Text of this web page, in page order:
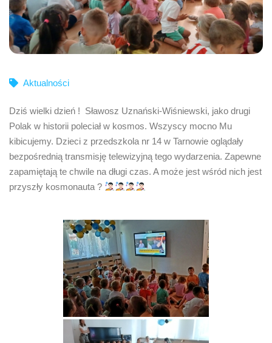
Aktualności
Dziś wielki dzień ! Sławosz Uznański-Wiśniewski, jako drugi
Polak w historii poleciał w kosmos. Wszyscy mocno Mu
kibicujemy. Dzieci z przedszkola nr 14 w Tarnowie oglądały
bezpośrednią transmisję telewizyjną tego wydarzenia. Zapewne
zapamiętają te chwile na długi czas. A może jest wśród nich jest
przyszły kosmonauta ?